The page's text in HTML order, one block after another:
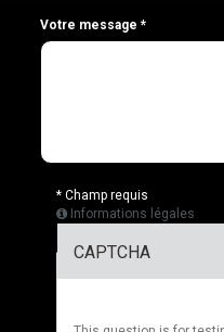
Votre message*
* Champ requis
Informations légales
CAPTCHA